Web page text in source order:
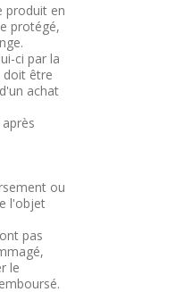
produit en
protégé,
ci par la
doit être
achat
ou
l'objet
pas
le